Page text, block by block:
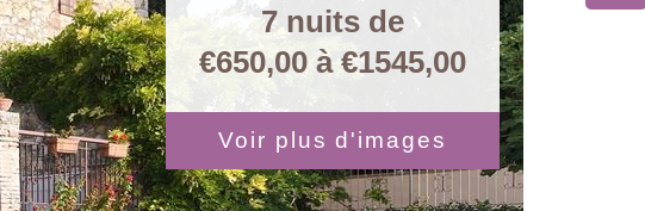
7 nuits de
€650,00 à €1545,00
Voir plus d'images